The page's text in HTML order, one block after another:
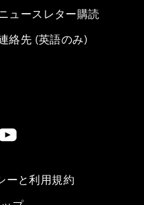
ュースレター購読
絡先 (英語のみ)
ーと利用規約